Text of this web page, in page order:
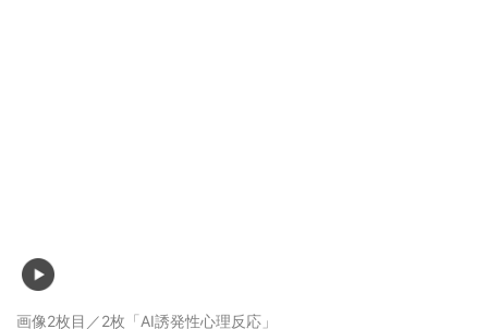
画像2枚目／2枚 「AI誘発性心理反応」